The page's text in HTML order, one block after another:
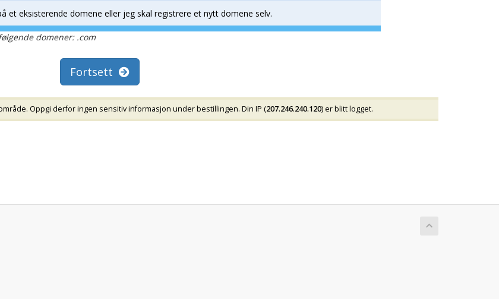
et eksisterende domene eller jeg skal registrere et nytt domene selv.
domener: .com
Fortsett
Oppgi derfor ingen sensitiv informasjon under bestillingen. Din IP (207.246.240.120) er blitt logget.